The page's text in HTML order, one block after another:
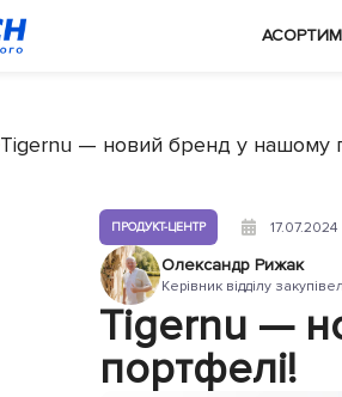
Tigernu — новий бренд у нашому
ПРОДУКТ-ЦЕНТР 17.07.2024
Олександр Рижак
Керівник відділу
Tigernu —
портфелі!